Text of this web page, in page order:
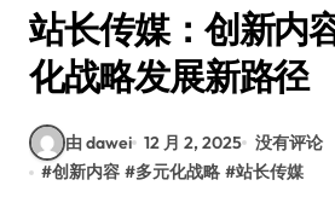
站长传媒：创新内
化战略发展新路径
由 dawei 12 月 2, 2025 没有评论
#创新内容 #多元化战略 #站长传媒